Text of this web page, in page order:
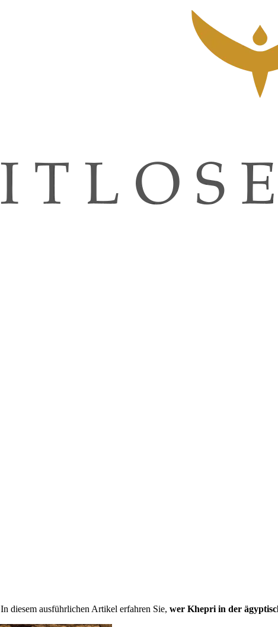
In diesem ausführlichen Artikel erfahren Sie, wer Khepri in der